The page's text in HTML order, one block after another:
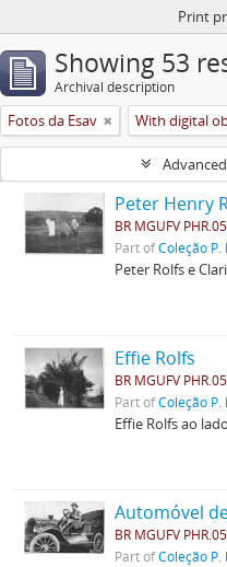
Print
Showing 53
Archival description
Fotos da Esav With digital
Peter Henry
BR MGUFV
Part ofColeção P.
Peter Rolfs e
Effie Rolfs
BR MGUFV
Part ofColeção P.
Effie Rolfs ao
Automóvel
BR MGUFV
Part ofColeção P.